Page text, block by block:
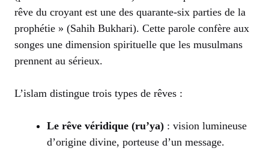
rêve du croyant est une des quarante-six parties de la
prophétie » (Sahih Bukhari). Cette parole confère aux
songes une dimension spirituelle que les musulmans
prennent au sérieux.
L’islam distingue trois types de rêves :
Le rêve véridique (ru’ya) : vision lumineuse
d’origine divine, porteuse d’un message.